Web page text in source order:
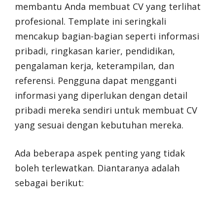
membantu Anda membuat CV yang terlihat
profesional. Template ini seringkali
mencakup bagian-bagian seperti informasi
pribadi, ringkasan karier, pendidikan,
pengalaman kerja, keterampilan, dan
referensi. Pengguna dapat mengganti
informasi yang diperlukan dengan detail
pribadi mereka sendiri untuk membuat CV
yang sesuai dengan kebutuhan mereka.
Ada beberapa aspek penting yang tidak
boleh terlewatkan. Diantaranya adalah
sebagai berikut: